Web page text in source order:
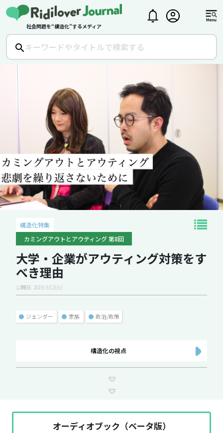
社会問題を“構造化”するメディア
構造化特集
カミングアウトとアウティング 第8回
大学・企業がアウティング対策をす
べき理由
公開日: 2019/3/12(火)
● ジェンダー ● 家族 ● 政治/政策
構造化の視点
オーディオブック（ベータ版）